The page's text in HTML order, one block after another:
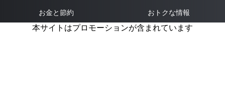
お金と節約 おトクな情報
本サイトはプロモーションが含まれています